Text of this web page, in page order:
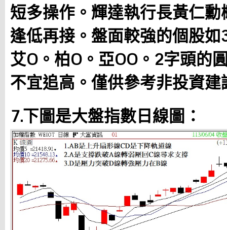
短多操作。輝達執行長黃仁
逢低再接。盤面較強的個股
艾O。柏O。亞OO。2字頭的
不宜追高。僅供參考非投資建
7.下圖是大盤指數日線圖：